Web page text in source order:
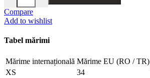
Compare
Add to wishlist
Tabel mărimi
Mărime internațională Mărime EU (RO / TR)
XS
34